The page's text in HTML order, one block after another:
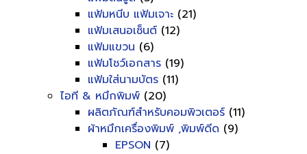
แฟ้มหนีบ แฟ้มเจาะ (21)
แฟ้มเสนอเซ็นต์ (12)
แฟ้มแขวน (6)
แฟ้มโชว์เอกสาร (19)
แฟ้มใส่นามบัตร (11)
ไอที & หมึกพิมพ์ (20)
ผลิตภัณฑ์สำหรับคอมพิวเตอร์ (11)
ผ้าหมึกเครื่องพิมพ์ ,พิมพ์ดีด (9)
EPSON (7)